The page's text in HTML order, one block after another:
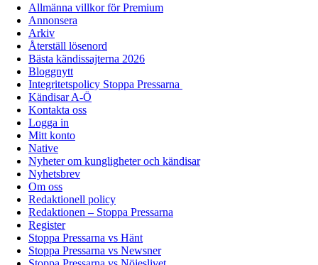
Allmänna villkor för Premium
Annonsera
Arkiv
Återställ lösenord
Bästa kändissajterna 2026
Bloggnytt
Integritetspolicy Stoppa Pressarna
Kändisar A-Ö
Kontakta oss
Logga in
Mitt konto
Native
Nyheter om kungligheter och kändisar
Nyhetsbrev
Om oss
Redaktionell policy
Redaktionen – Stoppa Pressarna
Register
Stoppa Pressarna vs Hänt
Stoppa Pressarna vs Newsner